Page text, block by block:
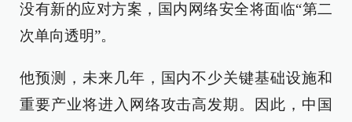
没有新的应对方案，国内网络安全将面临“第二
次单向透明”。
他预测，未来几年，国内不少关键基础设施和
重要产业将进入网络攻击高发期。因此，中国